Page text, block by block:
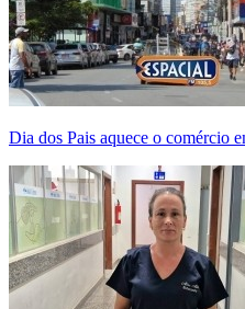
Dia dos Pais aquece o comércio